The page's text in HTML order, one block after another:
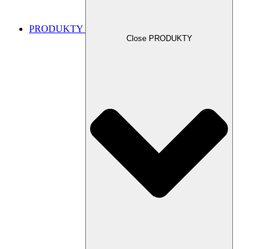
PRODUKTY
Close PRODUKTY